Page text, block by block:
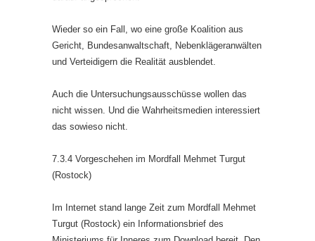
Wieder so ein Fall, wo eine große Koalition aus
Gericht, Bundesanwaltschaft, Nebenklägeranwälten
und Verteidigern die Realität ausblendet.
Auch die Untersuchungsausschüsse wollen das
nicht wissen. Und die Wahrheitsmedien interessiert
das sowieso nicht.
7.3.4 Vorgeschehen im Mordfall Mehmet Turgut
(Rostock)
Im Internet stand lange Zeit zum Mordfall Mehmet
Turgut (Rostock) ein Informationsbrief des